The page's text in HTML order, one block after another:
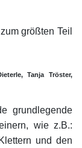
größten Teil
Tanja Tröster,
grundlegende
wie z.B.:
und den